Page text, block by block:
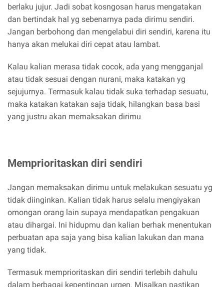
berlaku jujur. Jadi sobat kosngosan harus mengatakan
dan bertindak hal yg sebenarnya pada dirimu sendiri.
Jangan berbohong dan mengelabui diri sendiri, karena itu
hanya akan melukai diri cepat atau lambat.
Kalau kalian merasa tidak cocok, ada yang mengganjal
atau tidak sesuai dengan nurani, maka katakan yg
sejujurnya. Termasuk kalau tidak suka terhadap sesuatu,
maka katakan katakan saja tidak, hilangkan basa basi
yang justru akan memaksakan dirimu
Memprioritaskan diri sendiri
Jangan memaksakan dirimu untuk melakukan sesuatu yg
tidak diinginkan. Kalian tidak harus selalu mengiyakan
omongan orang lain supaya mendapatkan pengakuan
atau dihargai. Ini hidupmu dan kalian berhak menentukan
perbuatan apa saja yang bisa kalian lakukan dan mana
yang tidak.
Termasuk memprioritaskan diri sendiri terlebih dahulu
dalam berbagai kepentingan urgen. Misalkan pastikan